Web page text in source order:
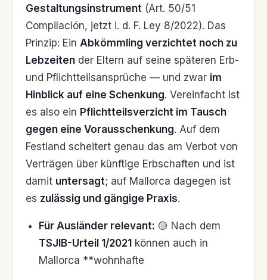
Gestaltungsinstrument (Art. 50/51
Compilación, jetzt i. d. F. Ley 8/2022). Das
Prinzip: Ein Abkömmling verzichtet noch zu
Lebzeiten der Eltern auf seine späteren Erb-
und Pflichtteilsansprüche — und zwar im
Hinblick auf eine Schenkung. Vereinfacht ist
es also ein Pflichtteilsverzicht im Tausch
gegen eine Vorausschenkung. Auf dem
Festland scheitert genau das am Verbot von
Verträgen über künftige Erbschaften und ist
damit untersagt; auf Mallorca dagegen ist
es zulässig und gängige Praxis.
Für Ausländer relevant: 🟡 Nach dem
TSJIB-Urteil 1/2021 können auch in
Mallorca **wohnhafte